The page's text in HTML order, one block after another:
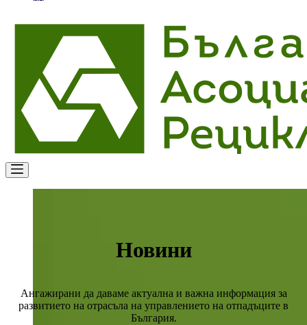
Новини
Ангажирани да даваме актуална и важна информация за
развитието на отрасъла на управлението на отпадъците в
България.